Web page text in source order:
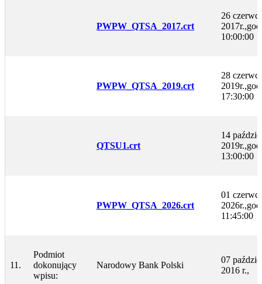
PWPW_QTSA_2017.crt
26
10:00:00
PWPW_QTSA_2019.crt
28
17:30:00
QTSU1.crt
14
13:00:00
PWPW_QTSA_2026.crt
01
11:45:00
11.
Podmiot
dokonujący
wpisu:
Narodowy Bank Polski
07
2016 r.,